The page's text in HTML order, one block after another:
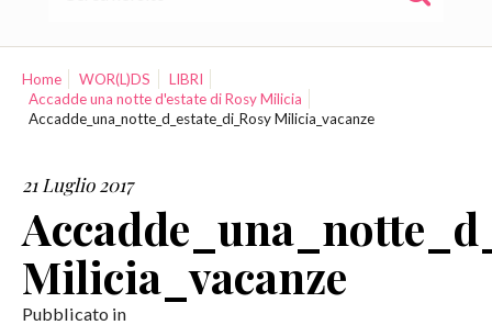
WOR(L)DS
COLLABORAZIONI
CONTATTI
Home WOR(L)DS
LIBRI
Accadde una notte d'estate di Rosy Milicia
Accadde_una_notte_d_estate_di_Rosy Milicia_vacanze
21 Luglio 2017
Milicia_vacanze
Pubblicato in